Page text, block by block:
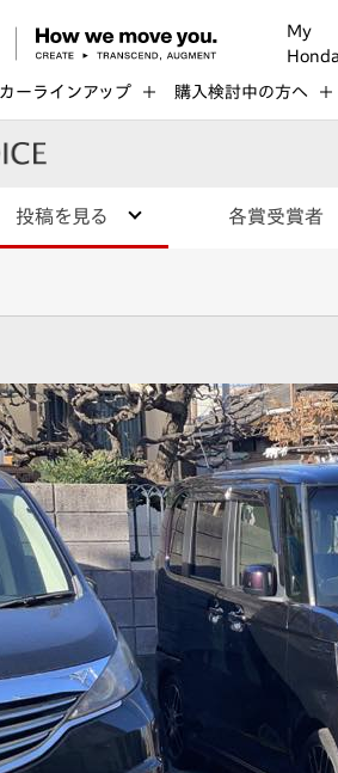
My
Honda
カーラインアップ 購入検討中の方へ
投稿を見る 各賞受賞者